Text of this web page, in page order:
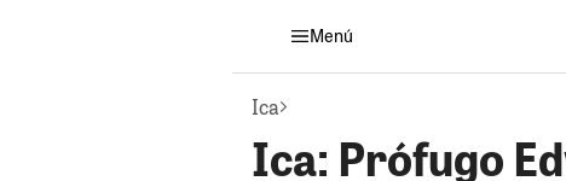
Menú
Ica
Ica: Prófugo